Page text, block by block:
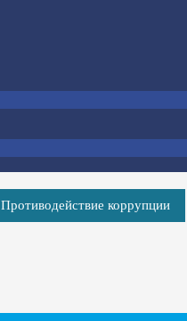
Противодействие коррупции